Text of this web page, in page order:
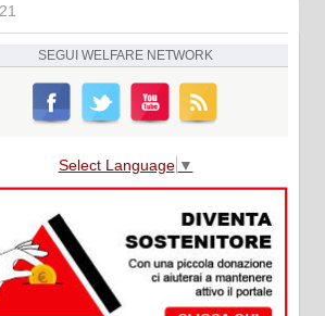
SEGUI WELFARE NETWORK
Select Language ▼